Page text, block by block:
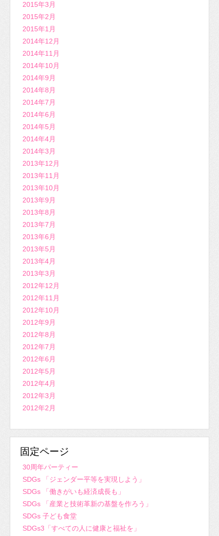
2015年3月
2015年2月
2015年1月
2014年12月
2014年11月
2014年10月
2014年9月
2014年8月
2014年7月
2014年6月
2014年5月
2014年4月
2014年3月
2013年12月
2013年11月
2013年10月
2013年9月
2013年8月
2013年7月
2013年6月
2013年5月
2013年4月
2013年3月
2012年12月
2012年11月
2012年10月
2012年9月
2012年8月
2012年7月
2012年6月
2012年5月
2012年4月
2012年3月
2012年2月
固定ページ
30周年パーティー
SDGs 「ジェンダー平等を実現しよう」
SDGs 「働きがいも経済成長も」
SDGs 「産業と技術革新の基盤を作ろう」
SDGs 子ども食堂
SDGs3「すべての人に健康と福祉を」